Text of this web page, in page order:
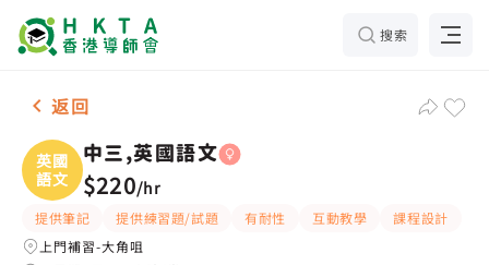
搜索
女-1名 中三,英國語文，大角咀 補習推介
返回
英國
語文
中三,英國語文
$220/hr
提供筆記 提供練習題/試題 有耐性 互動教學
課程設計
上門補習-大角咀